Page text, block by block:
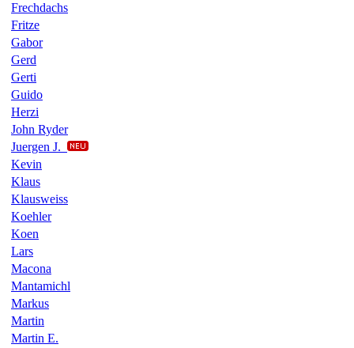
Frechdachs
Fritze
Gabor
Gerd
Gerti
Guido
Herzi
John Ryder
Juergen J.
Kevin
Klaus
Klausweiss
Koehler
Koen
Lars
Macona
Mantamichl
Markus
Martin
Martin E.